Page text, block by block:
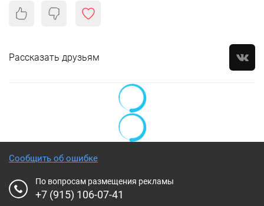
Рассказать друзьям
Сообщить об ошибке
По вопросам размещения рекламы
+7 (915) 106-07-41